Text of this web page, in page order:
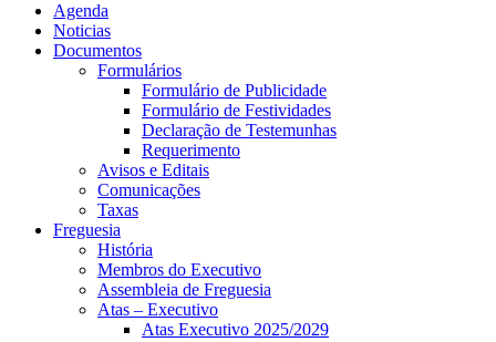
Agenda
Noticias
Documentos
Formulários
Formulário de Publicidade
Formulário de Festividades
Declaração de Testemunhas
Requerimento
Avisos e Editais
Comunicações
Taxas
Freguesia
História
Membros do Executivo
Assembleia de Freguesia
Atas – Executivo
Atas Executivo 2025/2029